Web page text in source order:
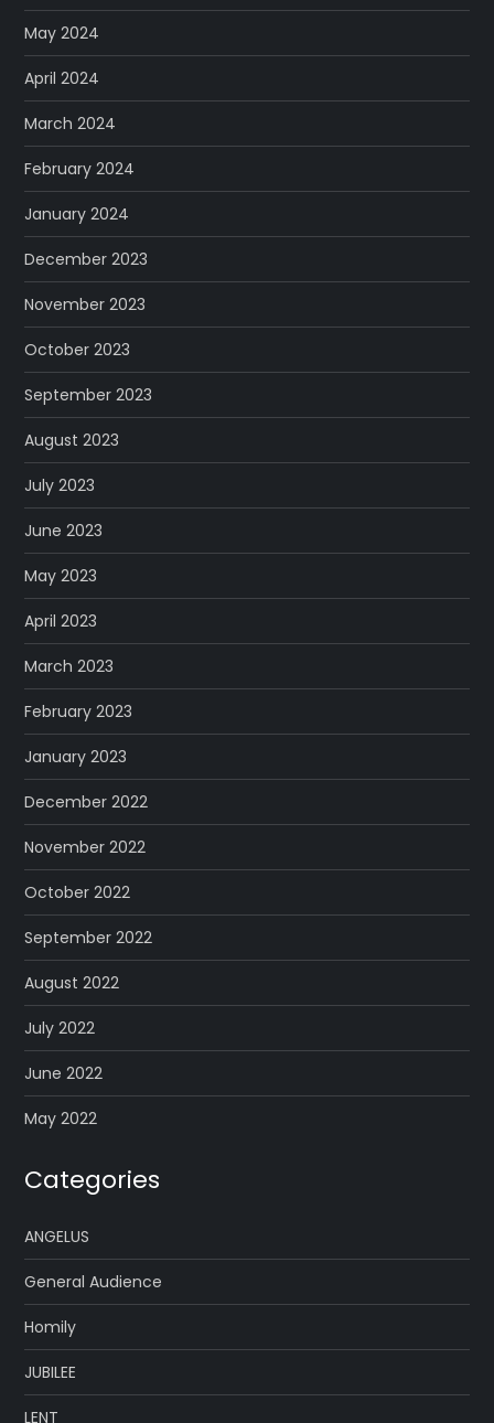
May 2024
April 2024
March 2024
February 2024
January 2024
December 2023
November 2023
October 2023
September 2023
August 2023
July 2023
June 2023
May 2023
April 2023
March 2023
February 2023
January 2023
December 2022
November 2022
October 2022
September 2022
August 2022
July 2022
June 2022
May 2022
Categories
ANGELUS
General Audience
Homily
JUBILEE
LENT